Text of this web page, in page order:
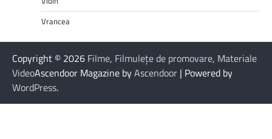
Vrancea
Copyright © 2026 Filme, Filmulețe de promovare, Materiale
VideoAscendoor Magazine byAscendoor | Powered by
WordPress.